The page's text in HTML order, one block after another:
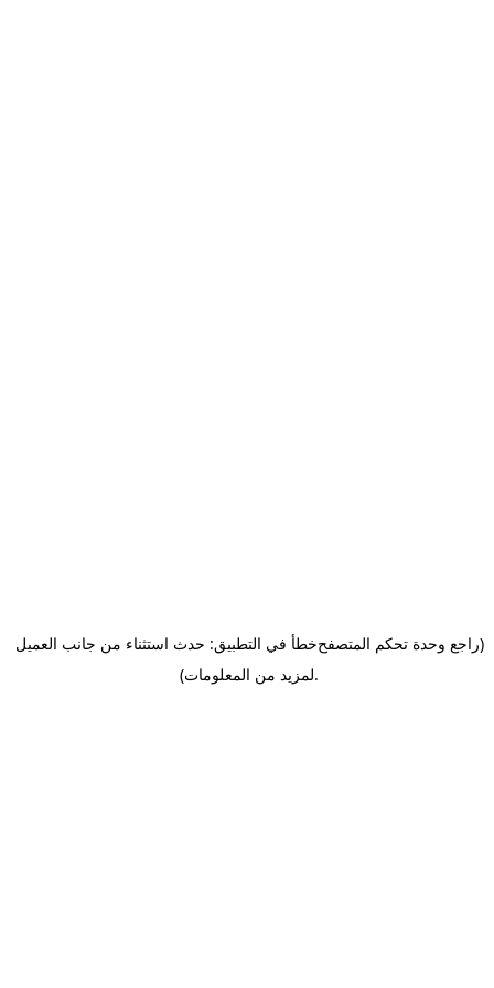
خطأ في التطبيق: حدث استثناء من جانب العميل(راجع وحدة تحكم المتصفح
لمزيد من المعلومات).